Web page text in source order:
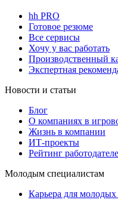
hh PRO
Готовое резюме
Все сервисы
Хочу у вас работать
Производственный
Экспертная
Новости и статьи
Блог
О компаниях в
Жизнь в компании
ИТ-проекты
Рейтинг
Молодым специалистам
Карьера для молодых